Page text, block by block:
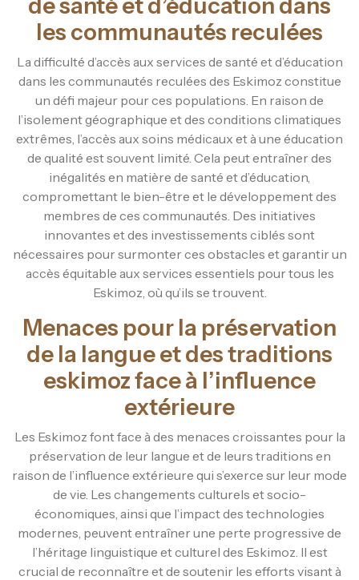
les communautés reculées
La difficulté d’accès aux services de santé et d’éducation
dans les communautés reculées des Eskimoz constitue
un défi majeur pour ces populations. En raison de
l’isolement géographique et des conditions climatiques
extrêmes, l’accès aux soins médicaux et à une éducation
de qualité est souvent limité. Cela peut entraîner des
inégalités en matière de santé et d’éducation,
compromettant le bien-être et le développement des
membres de ces communautés. Des initiatives
innovantes et des investissements ciblés sont
nécessaires pour surmonter ces obstacles et garantir un
accès équitable aux services essentiels pour tous les
Eskimoz, où qu’ils se trouvent.
Menaces pour la préservation
de la langue et des traditions
eskimoz face à l’influence
extérieure
Les Eskimoz font face à des menaces croissantes pour la
préservation de leur langue et de leurs traditions en
raison de l’influence extérieure qui s’exerce sur leur mode
de vie. Les changements culturels et socio-
économiques, ainsi que l’impact des technologies
modernes, peuvent entraîner une perte progressive de
l’héritage linguistique et culturel des Eskimoz. Il est
crucial de reconnaître et de soutenir les efforts visant à